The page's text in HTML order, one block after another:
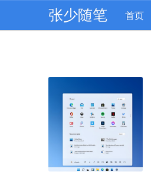
张少随笔 首页